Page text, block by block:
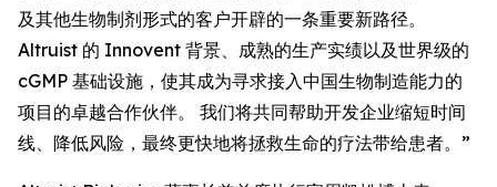
及其他生物制剂形式的客户开辟的一条重要新路径。
Altruist 的 Innovent 背景、成熟的生产实绩以及世界级的
cGMP 基础设施，使其成为寻求接入中国生物制造能力的
项目的卓越合作伙伴。 我们将共同帮助开发企业缩短时间
线、降低风险，最终更快地将拯救生命的疗法带给患者。”